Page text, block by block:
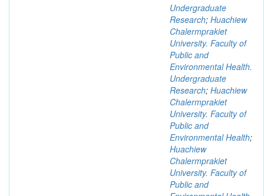
Undergraduate
Research; Huachiew
Chalermprakiet
University. Faculty of
Public and
Environmental Health.
Undergraduate
Research; Huachiew
Chalermprakiet
University. Faculty of
Public and
Environmental Health;
Huachiew
Chalermprakiet
University. Faculty of
Public and